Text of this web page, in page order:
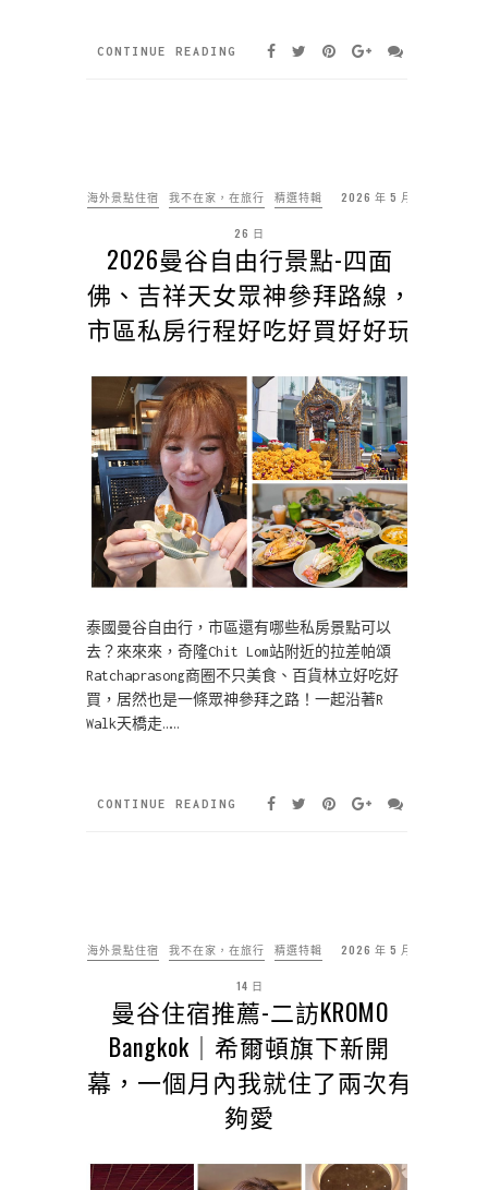
CONTINUE READING
海外景點住宿 我不在家，在旅行 精選特輯 2026 年 5 月
26 日
2026曼谷自由行景點-四面
佛、吉祥天女眾神參拜路線，
市區私房行程好吃好買好好玩
泰國曼谷自由行，市區還有哪些私房景點可以
去？來來來，奇隆Chit Lom站附近的拉差帕頌
Ratchaprasong商圈不只美食、百貨林立好吃好
買，居然也是一條眾神參拜之路！一起沿著R
Walk天橋走……
CONTINUE READING
海外景點住宿 我不在家，在旅行 精選特輯 2026 年 5 月
14 日
曼谷住宿推薦-二訪KROMO
Bangkok｜希爾頓旗下新開
幕，一個月內我就住了兩次有
夠愛